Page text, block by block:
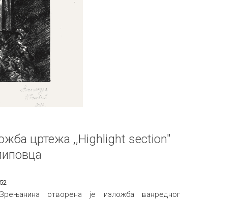
цртежа ,,Highlight section"
отворена је изложба ванредног